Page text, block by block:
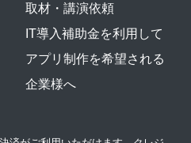
取材・講演依頼
IT導入補助金を利用して
アプリ制作を希望される
企業様へ